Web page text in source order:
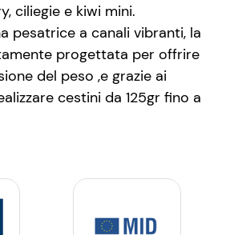
ciliegie e kiwi mini.
pesatrice a canali vibranti, la
progettata per offrire
del peso ,e grazie ai
cestini da 125gr fino a